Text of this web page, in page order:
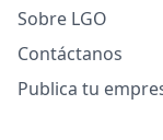
Sobre LGO
Contáctanos
Publica tu